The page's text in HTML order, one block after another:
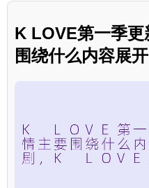
K LOVE第一季
围绕什么内容展